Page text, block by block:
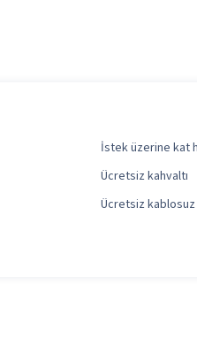
İstek üzerine kat
Ücretsiz kahvaltı
Ücretsiz